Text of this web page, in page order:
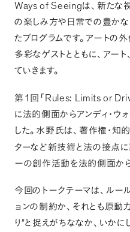
Ways of Seeingは 、 新たな
の楽しみ方や日常での豊かな
たプログラムです。 アートの外
多彩なゲストとともに 、 アート、
ていきます。
第 1 回 「 Rules: Limits or
に法的側面からアンディ・ウ
した。 水野氏は 、 著作権・知
ターなど新技術と法の接点に
ーの創作活動を法的側面か
今回のトークテーマは 、 ルー
ョンの制約か 、 それとも原動
り”と捉えがちななか 、 いかに